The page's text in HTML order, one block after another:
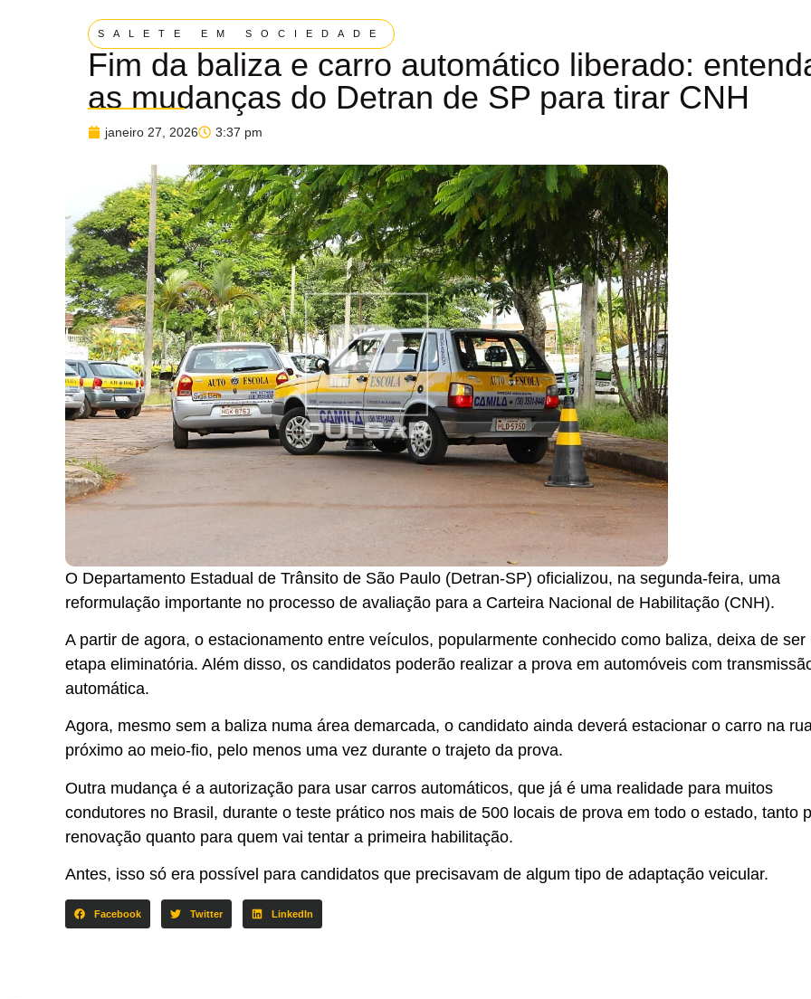
SALETE EM SOCIEDADE
Fim da baliza e carro automático liberado:
as mudanças do Detran de SP para tirar CNH
janeiro 27, 2026 3:37 pm
O Departamento Estadual de Trânsito de São Paulo (Detran-SP) oficializou, na segunda-feira, uma
reformulação importante no processo de avaliação para a Carteira Nacional de Habilitação (CNH).
A partir de agora, o estacionamento entre veículos, popularmente conhecido como baliza, deixa de ser
etapa eliminatória. Além disso, os candidatos poderão realizar a prova em automóveis com
automática.
Agora, mesmo sem a baliza numa área demarcada, o candidato ainda deverá estacionar o carro na
próximo ao meio-fio, pelo menos uma vez durante o trajeto da prova.
Outra mudança é a autorização para usar carros automáticos, que já é uma realidade para muitos
condutores no Brasil, durante o teste prático nos mais de 500 locais de prova em todo o estado, tanto
renovação quanto para quem vai tentar a primeira habilitação.
Antes, isso só era possível para candidatos que precisavam de algum tipo de adaptação veicular.
Facebook Twitter LinkedIn